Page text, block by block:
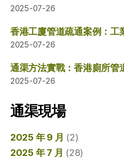
2025-07-26
香港工廈管道疏通案例：工
2025-07-26
通渠方法實戰：香港廁所管
2025-07-26
通渠現場
2025 年 9 月 (2)
2025 年 7 月 (28)